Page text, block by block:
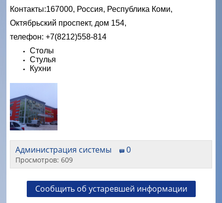
Контакты:167000, Россия, Республика Коми,
Октябрьский проспект, дом 154,
телефон: +7(8212)558-814
Столы
Стулья
Кухни
Администрация системы 0
Просмотров: 609
Сообщить об устаревшей информации